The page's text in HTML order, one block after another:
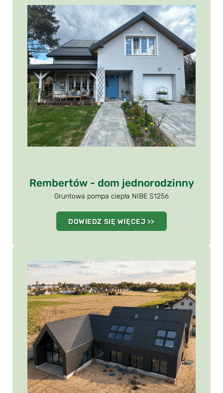
Rembertów - dom jednorodzinny
Gruntowa pompa ciepła NIBE S1256
DOWIEDZ SIĘ WIĘCEJ >>